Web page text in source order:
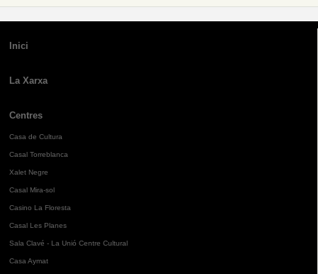
Inici
La Xarxa
Centres
Casa de Cultura
Casal Torreblanca
Xalet Negre
Casal Mira-sol
Casino La Floresta
Casal Les Planes
Sala Clavé - La Unió Centre Cultural
Casa Aymat